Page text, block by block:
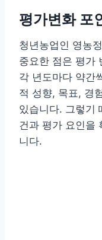
평가변화 포
청년농업인 영농
중요한 점은 평가
각 년도마다 약간
적 성향, 목표, 경
있습니다. 그렇기
건과 평가 요인을
니다.